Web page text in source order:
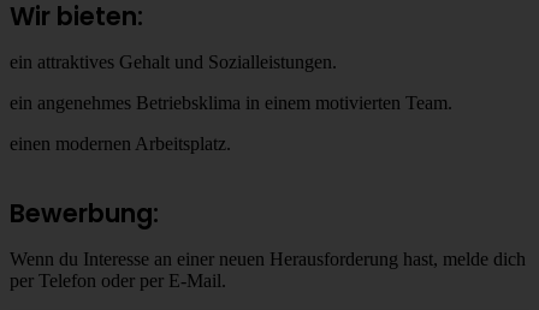
Wir bieten:
ein attraktives Gehalt und Sozialleistungen.
ein angenehmes Betriebsklima in einem motivierten Team.
einen modernen Arbeitsplatz.
Bewerbung:
Wenn du Interesse an einer neuen Herausforderung hast, melde dich
per Telefon oder per E-Mail.